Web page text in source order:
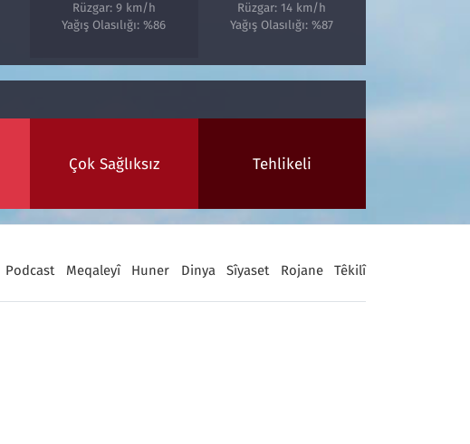
Rüzgar: 9 km/h
Yağış Olasılığı: %86
Rüzgar: 14 km/h
Yağış Olasılığı: %87
Çok Sağlıksız Tehlikeli
Podcast Meqaleyî Huner Dinya Sîyaset Rojane Têkilî